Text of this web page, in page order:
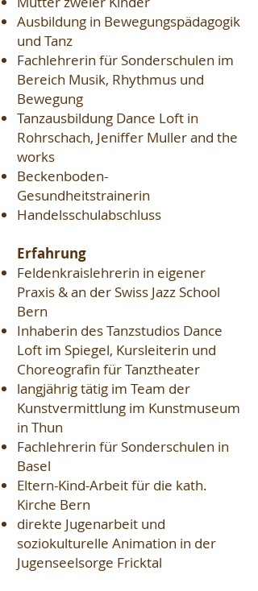
Ausbildung in Bewegungspädagogik
und Tanz
Fachlehrerin für Sonderschulen im
Bereich Musik, Rhythmus und
Bewegung
Tanzausbildung Dance Loft in
Rohrschach, Jeniffer Muller and the
works
Beckenboden-
Gesundheitstrainerin
Handelsschulabschluss
Erfahrung
Feldenkraislehrerin in eigener
Praxis & an der Swiss Jazz School
Bern
Inhaberin des Tanzstudios Dance
Loft im Spiegel, Kursleiterin und
Choreografin für Tanztheater
langjährig tätig im Team der
Kunstvermittlung im Kunstmuseum
in Thun
Fachlehrerin für Sonderschulen in
Basel
Eltern-Kind-Arbeit für die kath.
Kirche Bern
direkte Jugenarbeit und
soziokulturelle Animation in der
Jugenseelsorge Fricktal